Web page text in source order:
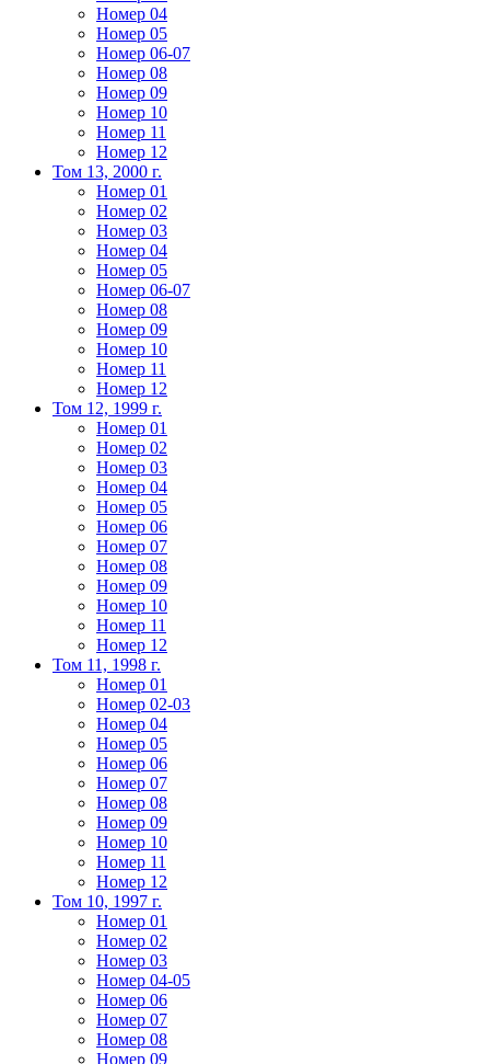
Номер 04
Номер 05
Номер 06-07
Номер 08
Номер 09
Номер 10
Номер 11
Номер 12
Том 13, 2000 г.
Номер 01
Номер 02
Номер 03
Номер 04
Номер 05
Номер 06-07
Номер 08
Номер 09
Номер 10
Номер 11
Номер 12
Том 12, 1999 г.
Номер 01
Номер 02
Номер 03
Номер 04
Номер 05
Номер 06
Номер 07
Номер 08
Номер 09
Номер 10
Номер 11
Номер 12
Том 11, 1998 г.
Номер 01
Номер 02-03
Номер 04
Номер 05
Номер 06
Номер 07
Номер 08
Номер 09
Номер 10
Номер 11
Номер 12
Том 10, 1997 г.
Номер 01
Номер 02
Номер 03
Номер 04-05
Номер 06
Номер 07
Номер 08
Номер 09